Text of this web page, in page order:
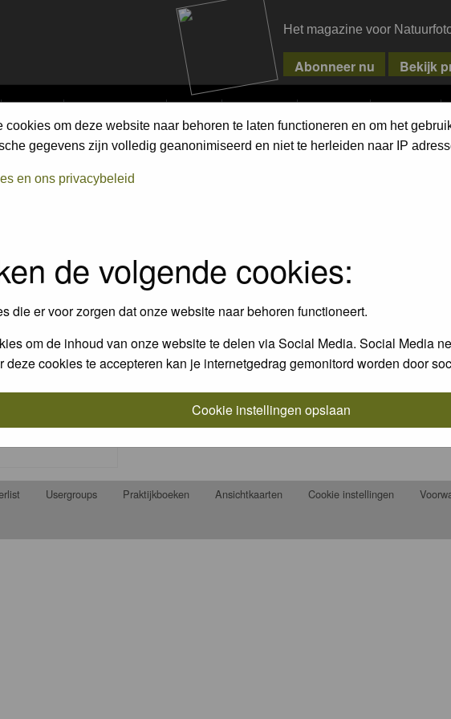
Het magazine voor
ALBUMS COMPETITIONS PIXPAS MAGAZINE WEBSHOP CONTACT
om deze website naar behoren te laten functioneren en om het
gegevens zijn volledig geanonimiseerd en niet te herleiden naar IP
en ons privacybeleid
de volgende cookies:
die er voor zorgen dat onze website naar behoren functioneert.
om de inhoud van onze website te delen via Social Media. Social Media
deze cookies te accepteren kan je internetgedrag gemonitord worden door
Cookie instellingen opslaan
and password to log in.
Usergroups Praktijkboeken Ansichtkaarten Cookie instellingen